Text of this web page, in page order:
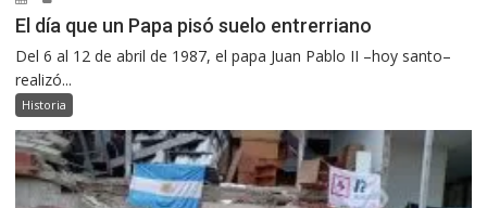
El día que un Papa pisó suelo entrerriano
Del 6 al 12 de abril de 1987, el papa Juan Pablo II –hoy santo–
realizó...
Historia